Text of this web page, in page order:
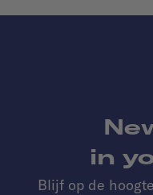
in
Blijf op de